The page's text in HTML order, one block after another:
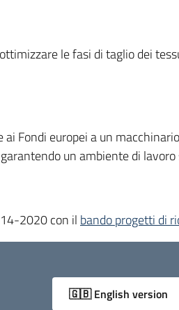
le fasi di taglio dei
Fondi europei a un
un ambiente di
2020 con il bando progetti di
🇬🇧 English version